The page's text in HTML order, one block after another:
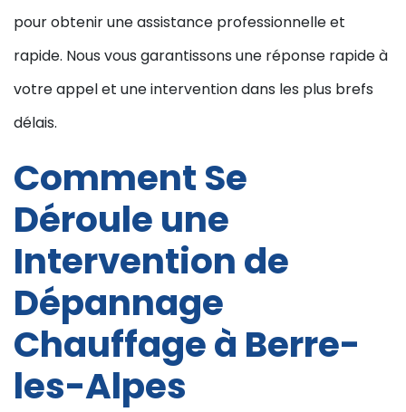
pour obtenir une assistance professionnelle et
rapide. Nous vous garantissons une réponse rapide à
votre appel et une intervention dans les plus brefs
délais.
Comment Se
Déroule une
Intervention de
Dépannage
Chauffage à Berre-
les-Alpes